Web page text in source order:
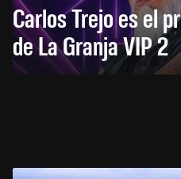
Carlos Trejo es el
de La Granja VIP 2